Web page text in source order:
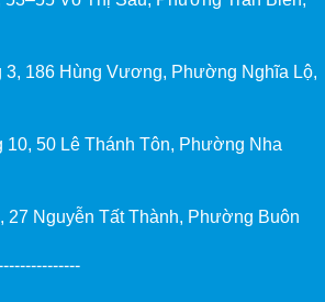
3, 186 Hùng Vương, Phường Nghĩa Lộ,
10, 50 Lê Thánh Tôn, Phường Nha
27 Nguyễn Tất Thành, Phường Buôn